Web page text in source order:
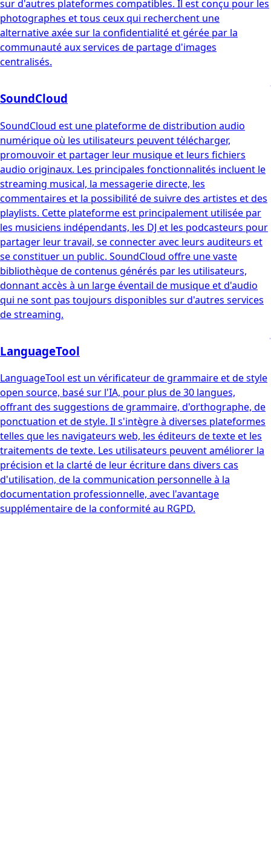
sur d'autres plateformes compatibles. Il est conçu pour les
photographes et tous ceux qui recherchent une
alternative axée sur la confidentialité et gérée par la
communauté aux services de partage d'images
centralisés.
SoundCloud
SoundCloud est une plateforme de distribution audio
numérique où les utilisateurs peuvent télécharger,
promouvoir et partager leur musique et leurs fichiers
audio originaux. Les principales fonctionnalités incluent le
streaming musical, la messagerie directe, les
commentaires et la possibilité de suivre des artistes et des
playlists. Cette plateforme est principalement utilisée par
les musiciens indépendants, les DJ et les podcasteurs pour
partager leur travail, se connecter avec leurs auditeurs et
se constituer un public. SoundCloud offre une vaste
bibliothèque de contenus générés par les utilisateurs,
donnant accès à un large éventail de musique et d'audio
qui ne sont pas toujours disponibles sur d'autres services
de streaming.
LanguageTool
LanguageTool est un vérificateur de grammaire et de style
open source, basé sur l'IA, pour plus de 30 langues,
offrant des suggestions de grammaire, d'orthographe, de
ponctuation et de style. Il s'intègre à diverses plateformes
telles que les navigateurs web, les éditeurs de texte et les
traitements de texte. Les utilisateurs peuvent améliorer la
précision et la clarté de leur écriture dans divers cas
d'utilisation, de la communication personnelle à la
documentation professionnelle, avec l'avantage
supplémentaire de la conformité au RGPD.